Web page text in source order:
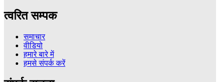
त्वरित सम्पक
समाचार
वीडियो
हमारे बारे में
हमसे संपर्क करें